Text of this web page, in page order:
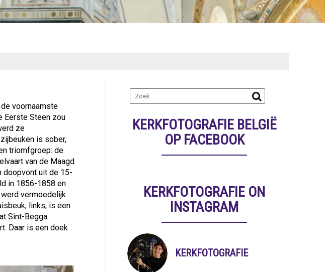
voornaamste
Eerste Steen zou
ze
is sober,
triomfgroep: de
van de Maagd
doopvont uit de 15-
in 1856-1858 en
vermoedelijk
links, is een
Sint-Begga
Daar is een doek
KERKFOTOGRAFIE BELGIË
OP FACEBOOK
KERKFOTOGRAFIE ON
INSTAGRAM
KERKFOTOGRAFIE